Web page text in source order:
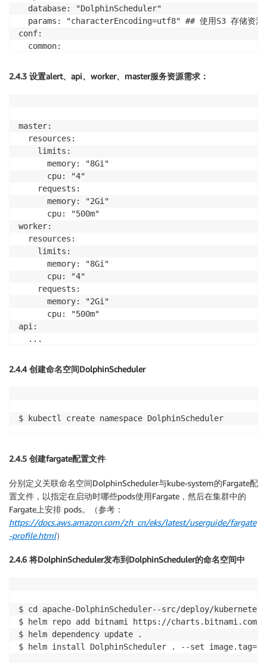
  database: "DolphinScheduler"
params: "characterEncoding=utf8" ## 使用S3 存储资源
conf:
  common:
    resource.aws.access.key.id: xxxxxxx
    resource.aws.secret.access.key: xxxxxxxxx
2.4.3 设置alert、api、worker、master服务资源需求：
master:
  resources:
    limits:
      memory: "8Gi"
      cpu: "4"
    requests:
      memory: "2Gi"
      cpu: "500m"
worker:
  resources:
    limits:
      memory: "8Gi"
      cpu: "4"
    requests:
      memory: "2Gi"
      cpu: "500m"
api:
  ...
2.4.4 创建命名空间DolphinScheduler
2.4.5 创建fargate配置文件
分别定义关联命名空间DolphinScheduler与kube-system的Fargate配
置文件，以指定在启动时哪些pods使用Fargate，然后在集群中的
Fargate上安排 pods。（参考：
https://docs.aws.amazon.com/zh_cn/eks/latest/userguide/fargate
-profile.html）
2.4.6 将DolphinScheduler发布到DolphinScheduler的命名空间中
$ cd apache-DolphinScheduler--src/deploy/kubernetes/
$ helm repo add bitnami https://charts.bitnami.com/
$ helm dependency update .